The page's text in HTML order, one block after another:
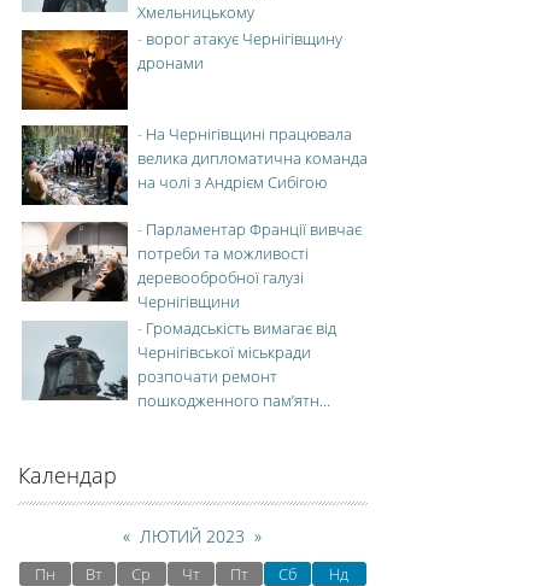
Хмельницькому
- ворог атакує Чернігівщину
дронами
- На Чернігівщині працювала
велика дипломатична команда
на чолі з Андрієм Сибігою
- Парламентар Франції вивчає
потреби та можливості
деревообробної галузі
Чернігівщини
- Громадськість вимагає від
Чернігівської міськради
розпочати ремонт
пошкодженного пам’ятн...
Календар
« ЛЮТИЙ 2023 »
Пн Вт Ср Чт Пт Сб
Нд